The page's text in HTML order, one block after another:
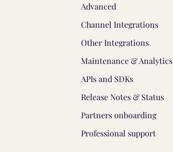
Advanced
Channel Integrations
Other Integrations
Maintenance & Analytics
APIs and SDKs
Release Notes & Status
Partners onboarding
Professional support